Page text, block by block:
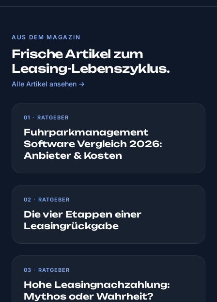
AUS DEM MAGAZIN
Frische Artikel zum
Leasing-Lebenszyklus.
Alle Artikel ansehen →
01 · RATGEBER
Fuhrparkmanagement
Software Vergleich 2026:
Anbieter & Kosten
02 · RATGEBER
Die vier Etappen einer
Leasingrückgabe
03 · RATGEBER
Hohe Leasingnachzahlung:
Mythos oder Wahrheit?